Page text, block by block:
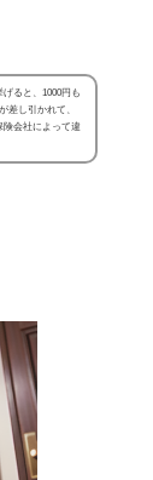
ると、1000円も
差し引かれて、
険会社によって違